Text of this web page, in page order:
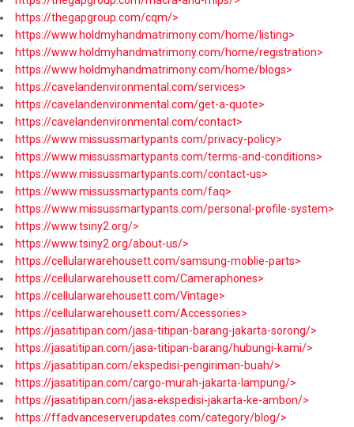
https://thegapgroup.com/cqm/>
https://www.holdmyhandmatrimony.com/home/listing>
https://www.holdmyhandmatrimony.com/home/registration>
https://www.holdmyhandmatrimony.com/home/blogs>
https://cavelandenvironmental.com/services>
https://cavelandenvironmental.com/get-a-quote>
https://cavelandenvironmental.com/contact>
https://www.missussmartypants.com/privacy-policy>
https://www.missussmartypants.com/terms-and-conditions>
https://www.missussmartypants.com/contact-us>
https://www.missussmartypants.com/faq>
https://www.missussmartypants.com/personal-profile-system>
https://www.tsiny2.org/>
https://www.tsiny2.org/about-us/>
https://cellularwarehousett.com/samsung-moblie-parts>
https://cellularwarehousett.com/Cameraphones>
https://cellularwarehousett.com/Vintage>
https://cellularwarehousett.com/Accessories>
https://jasatitipan.com/jasa-titipan-barang-jakarta-sorong/>
https://jasatitipan.com/jasa-titipan-barang/hubungi-kami/>
https://jasatitipan.com/ekspedisi-pengiriman-buah/>
https://jasatitipan.com/cargo-murah-jakarta-lampung/>
https://jasatitipan.com/jasa-ekspedisi-jakarta-ke-ambon/>
https://ffadvanceserverupdates.com/category/blog/>